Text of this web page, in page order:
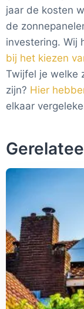
jaar de kosten
de
investering. Wij
bij het kiezen
Twijfel je welke
zijn? Hier
elkaar